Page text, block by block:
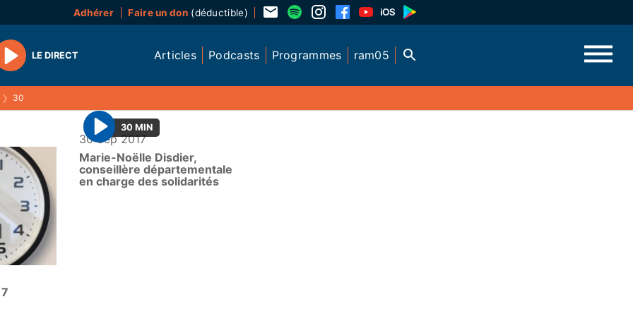
Adhérer Faire un don(déductible)
Play
LE DIRECT Articles Podcasts Programmes ram05
❯ 30
30 Sep 2017
P
l
a
30 MIN
Marie-Noëlle Disdier,
conseillère départementale
en charge des solidarités